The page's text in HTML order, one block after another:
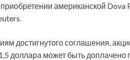
американской
достигнутого соглашения,
доллара может быть